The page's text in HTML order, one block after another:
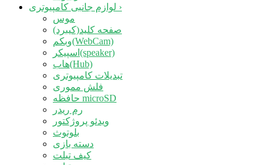
›
موس
صفحه کلید(کیبرد)
وبکم(WebCam)
اسپیکر(speaker)
هاب(Hub)
تبدیلات کامپیوتری
فلش مموری
حافظه microSD
رم ریدر
ویدئو پروژکتور
بلوتوث
دسته بازی
کیف تبلت